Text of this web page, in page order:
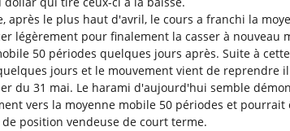
après le plus haut d'avril, le cours a franchi la
légèrement pour finalement la casser à nouveau
50 périodes quelques jours après. Suite à
jours et le mouvement vient de reprendre
du 31 mai. Le harami d'aujourd'hui semble
vers la moyenne mobile 50 périodes et pourrait
position vendeuse de court terme.